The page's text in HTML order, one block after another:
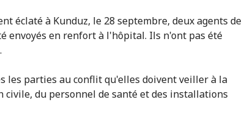
éclaté à Kunduz, le 28 septembre, deux agents de
envoyés en renfort à l'hôpital. Ils n'ont pas été
les parties au conflit qu'elles doivent veiller à la
civile, du personnel de santé et des installations